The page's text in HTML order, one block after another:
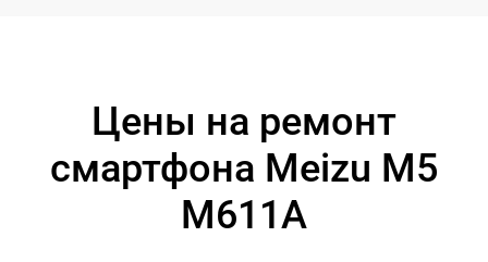
Цены на ремонт
смартфона Meizu M5
M611A